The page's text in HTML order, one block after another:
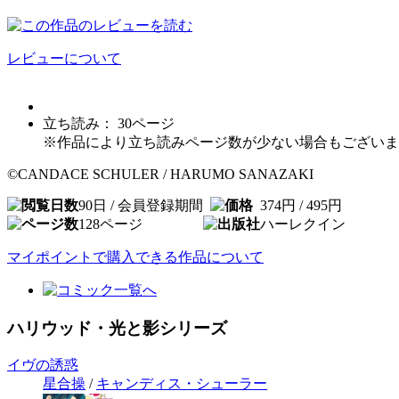
レビューについて
立ち読み： 30ページ
※作品により立ち読みページ数が少ない場合もござい
©CANDACE SCHULER / HARUMO SANAZAKI
90日 / 会員登録期間
374円 / 495円
128ページ ハーレクイン
マイポイントで購入できる作品について
ハリウッド・光と影シリーズ
イヴの誘惑
星合操 / キャンディス・シューラー